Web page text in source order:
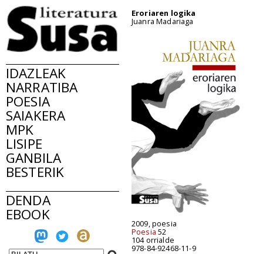
IDAZLEAK
NARRATIBA
POESIA
SAIAKERA
MPK
LISIPE
GANBILA
BESTERIK
DENDA
EBOOK
Eroriaren logika
Juanra Madariaga
2009, poesia
Poesia 52
104 orrialde
978-84-92468-11-9